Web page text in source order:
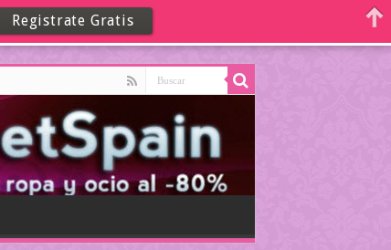
Registrate Gratis